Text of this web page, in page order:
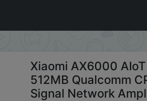
WiFi6 VPN 512MB Qualcomm
Xiaomi AX6000
512MB Qualcomm
Signal Network